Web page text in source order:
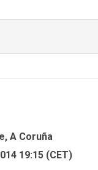
A Coruña
19:15 (CET)